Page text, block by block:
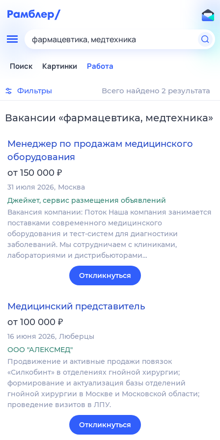
фармацевтика, медтехника
Поиск Картинки Работа
Фильтры Всего найдено 2 результата
Вакансии «фармацевтика, медтехника»
Менеджер по продажам медицинского
оборудования
от 150 000 ₽
31 июля 2026 Москва
Джейкет, сервис размещения объявлений
Вакансия компании: Поток Наша компания занимается
поставками современного медицинского
оборудования и тест-систем для диагностики
заболеваний. Мы сотрудничаем с клиниками,
лабораториями и дистрибьюторами…
Откликнуться
Медицинский представитель
от 100 000 ₽
16 июня 2026 Люберцы
ООО "АЛЕКСМЕД"
Продвижение и активные продажи повязок
«Силкобинт» в отделениях гнойной хирургии;
формирование и актуализация базы отделений
гнойной хирургии в Москве и Московской области;
проведение визитов в ЛПУ.
Откликнуться